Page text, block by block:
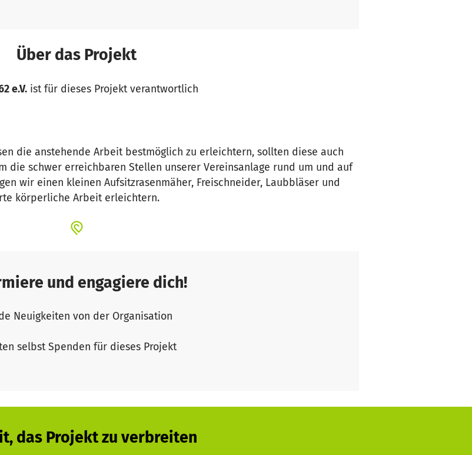
Über das Projekt
e.V.ist für dieses Projekt verantwortlich
die anstehende Arbeit bestmöglich zu erleichtern, sollten diese auch
die schwer erreichbaren Stellen unserer Vereinsanlage rund um und auf
wir einen kleinen Aufsitzrasenmäher, Freischneider, Laubbläser und
körperliche Arbeit erleichtern.
und engagiere dich!
Neuigkeiten von der Organisation
selbst Spenden für dieses Projekt
das Projekt zu verbreiten